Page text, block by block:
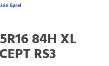
Eprel
84H XL
RS3